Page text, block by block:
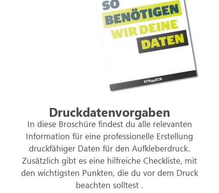
Druckdatenvorgaben
In diese Broschüre findest du alle relevanten
Information für eine professionelle Erstellung
druckfähiger Daten für den Aufkleberdruck.
Zusätzlich gibt es eine hilfreiche Checkliste, mit
den wichtigsten Punkten, die du vor dem Druck
beachten solltest .